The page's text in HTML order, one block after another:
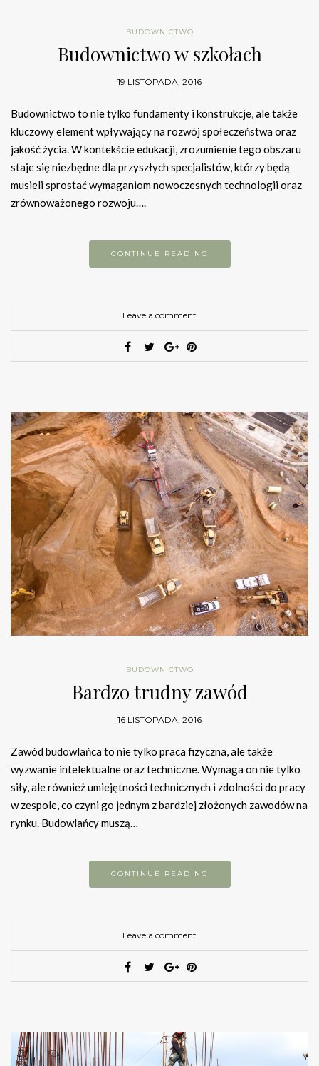
BUDOWNICTWO
Budownictwo w szkołach
19 LISTOPADA, 2016
Budownictwo to nie tylko fundamenty i konstrukcje, ale także
kluczowy element wpływający na rozwój społeczeństwa oraz
jakość życia. W kontekście edukacji, zrozumienie tego obszaru
staje się niezbędne dla przyszłych specjalistów, którzy będą
musieli sprostać wymaganiom nowoczesnych technologii oraz
zrównoważonego rozwoju….
CONTINUE READING
Leave a comment
BUDOWNICTWO
Bardzo trudny zawód
16 LISTOPADA, 2016
Zawód budowlańca to nie tylko praca fizyczna, ale także
wyzwanie intelektualne oraz techniczne. Wymaga on nie tylko
siły, ale również umiejętności technicznych i zdolności do pracy
w zespole, co czyni go jednym z bardziej złożonych zawodów na
rynku. Budowlańcy muszą…
CONTINUE READING
Leave a comment